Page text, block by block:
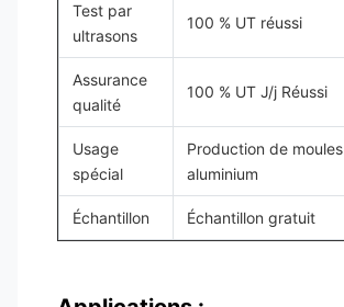
Test par
ultrasons
100 % UT réussi
Assurance
qualité
100 % UT J/j Réussi
Usage
spécial
Production de
aluminium
Échantillon Échantillon gratuit